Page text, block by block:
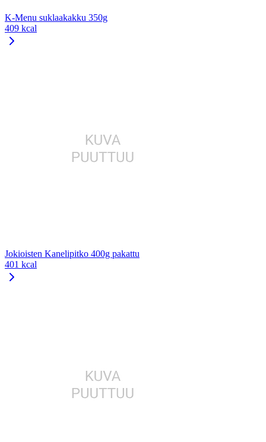
K-Menu suklaakakku 350g
409 kcal
Jokioisten Kanelipitko 400g pakattu
401 kcal